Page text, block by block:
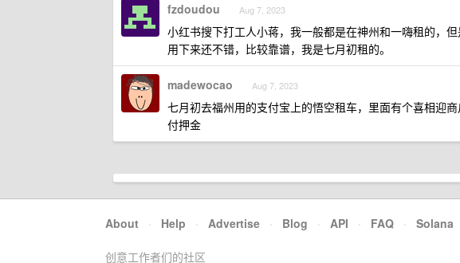
fzdoudou Aug 7, 2023
小红书搜下打工人小蒋，我一般都是在神州和一嗨租的，
用下来还不错，比较靠谱，我是七月初租的。
madewocao Aug 7, 2023
七月初去福州用的支付宝上的悟空租车，里面有个喜相迎
付押金
About · Help · Advertise · Blog · API · FAQ · Solana
创意工作者们的社区